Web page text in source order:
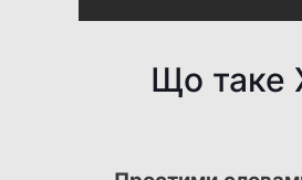
Що таке